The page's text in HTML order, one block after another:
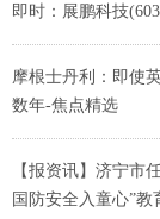
即时：展鹏科技
摩根士丹利：即使
数年-焦点精选
【报资讯】济宁市
国防安全入童心”教